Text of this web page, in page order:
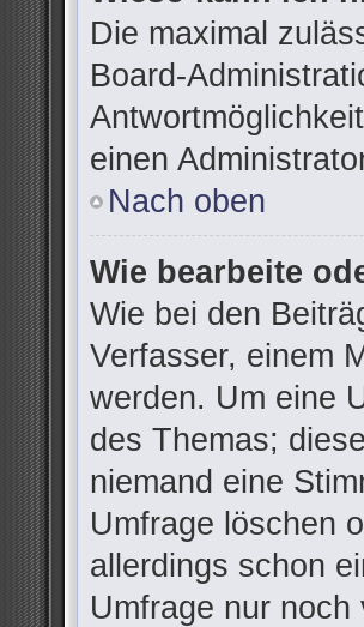
Die maximal
Board-
einen
Nach oben
Wie bearbeite
Wie bei den
Verfasser, einem
werden. Um eine
des Themas;
niemand eine
Umfrage löschen
allerdings schon
Umfrage nur